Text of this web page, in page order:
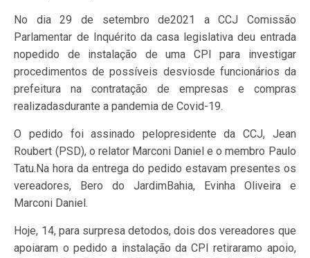
No dia 29 de setembro de2021 a CCJ Comissão
Parlamentar de Inquérito da casa legislativa deu entrada
nopedido de instalação de uma CPI para investigar
procedimentos de possíveis desviosde funcionários da
prefeitura na contratação de empresas e compras
realizadasdurante a pandemia de Covid-19.
O pedido foi assinado pelopresidente da CCJ, Jean
Roubert (PSD), o relator Marconi Daniel e o membro Paulo
Tatu.Na hora da entrega do pedido estavam presentes os
vereadores, Bero do JardimBahia, Evinha Oliveira e
Marconi Daniel.
Hoje, 14, para surpresa detodos, dois dos vereadores que
apoiaram o pedido a instalação da CPI retiraramo apoio,